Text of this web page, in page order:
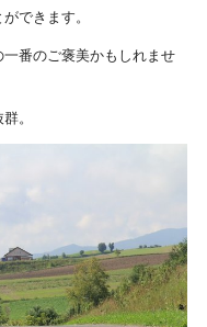
できます。
番のご褒美かもしれませ
。